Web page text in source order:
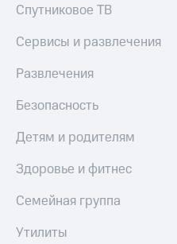
Спутниковое ТВ
Сервисы и развлечения
Развлечения
Безопасность
Детям и родителям
Здоровье и фитнес
Семейная группа
Утилиты